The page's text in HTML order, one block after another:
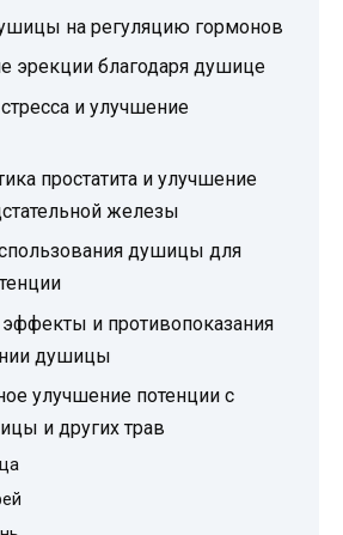
на регуляцию гормонов
эрекции благодаря душице
и улучшение
простатита и улучшение
железы
душицы для
и противопоказания
душицы
улучшение потенции с
и других трав